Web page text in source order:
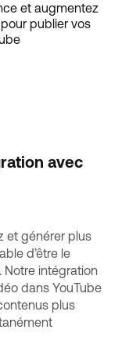
avec
et générer plus
d’être le
Notre intégration
dans YouTube
plus
et augmentez
publier vos